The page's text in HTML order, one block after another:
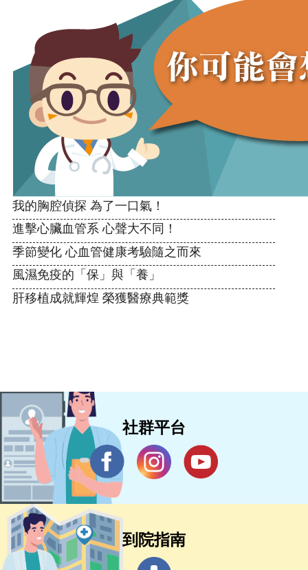
我的胸腔偵探 為了一口氣！
進擊心臟血管系 心聲大不同！
季節變化 心血管健康考驗隨之而來
風濕免疫的「保」與「養」
肝移植成就輝煌 榮獲醫療典範獎
社群平台
到院指南